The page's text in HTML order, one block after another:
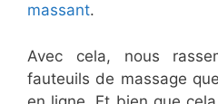
massant.
Avec cela, nous
fauteuils de massage